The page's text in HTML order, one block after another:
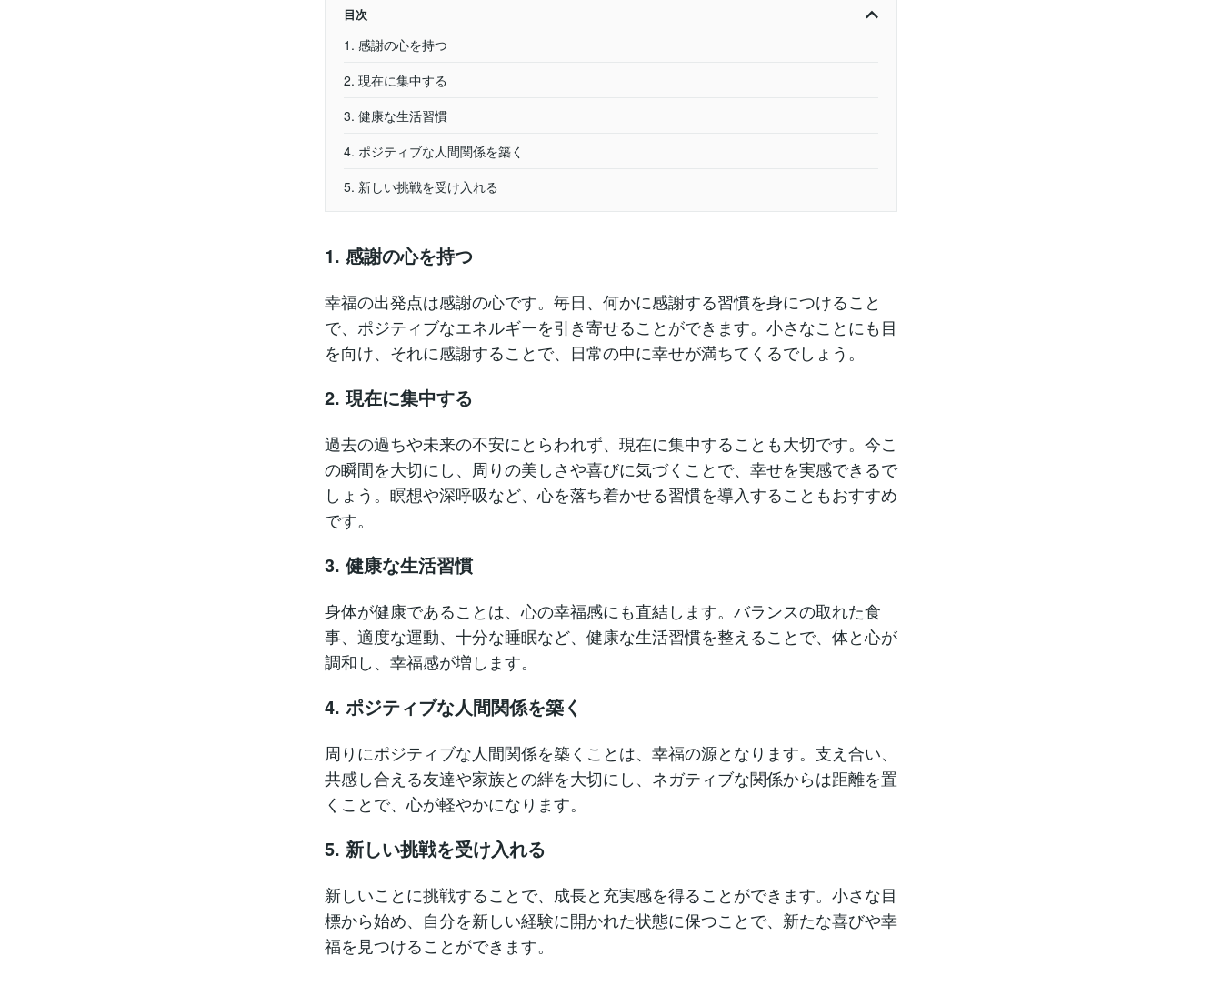
目次
1. 感謝の心を持つ
2. 現在に集中する
3. 健康な生活習慣
4. ポジティブな人間関係を築く
5. 新しい挑戦を受け入れる
1. 感謝の心を持つ
幸福の出発点は感謝の心です。毎日、何かに感謝する習慣を身につけること
で、ポジティブなエネルギーを引き寄せることができます。小さなことにも目
を向け、それに感謝することで、日常の中に幸せが満ちてくるでしょう。
2. 現在に集中する
過去の過ちや未来の不安にとらわれず、現在に集中することも大切です。今こ
の瞬間を大切にし、周りの美しさや喜びに気づくことで、幸せを実感できるで
しょう。瞑想や深呼吸など、心を落ち着かせる習慣を導入することもおすすめ
です。
3. 健康な生活習慣
身体が健康であることは、心の幸福感にも直結します。バランスの取れた食
事、適度な運動、十分な睡眠など、健康な生活習慣を整えることで、体と心が
調和し、幸福感が増します。
4. ポジティブな人間関係を築く
周りにポジティブな人間関係を築くことは、幸福の源となります。支え合い、
共感し合える友達や家族との絆を大切にし、ネガティブな関係からは距離を置
くことで、心が軽やかになります。
5. 新しい挑戦を受け入れる
新しいことに挑戦することで、成長と充実感を得ることができます。小さな目
標から始め、自分を新しい経験に開かれた状態に保つことで、新たな喜びや幸
福を見つけることができます。